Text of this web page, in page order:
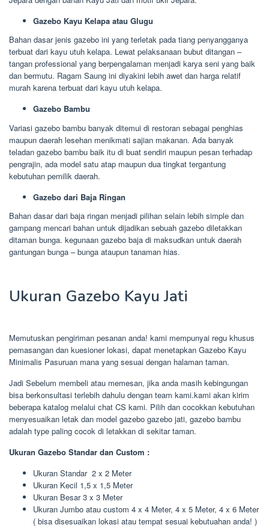
Gazebo Kayu Kelapa atau Glugu
Bahan dasar jenis gazebo ini yang terletak pada tiang penyangganya
terbuat dari kayu utuh kelapa. Lewat pelaksanaan bubut ditangan –
tangan professional yang berpengalaman menjadi karya seni yang baik
dan bermutu. Ragam Saung ini diyakini lebih awet dan harga relatif
murah karena terbuat dari kayu utuh kelapa.
Gazebo Bambu
Variasi gazebo bambu banyak ditemui di restoran sebagai penghias
maupun daerah lesehan menikmati sajian makanan. Ada banyak
teladan gazebo bambu baik itu di buat sendiri maupun pesan terhadap
pengrajin, ada model satu atap maupun dua tingkat tergantung
kebutuhan pemilik daerah.
Gazebo dari Baja Ringan
Bahan dasar dari baja ringan menjadi pilihan selain lebih simple dan
gampang mencari bahan untuk dijadikan sebuah gazebo diletakkan
ditaman bunga. kegunaan gazebo baja di maksudkan untuk daerah
gantungan bunga – bunga ataupun tanaman hias.
Ukuran Gazebo Kayu Jati
Memutuskan pengiriman pesanan anda! kami mempunyai regu khusus
pemasangan dan kuesioner lokasi, dapat menetapkan Gazebo Kayu
Minimalis Pasuruan mana yang sesuai dengan halaman taman.
Jadi Sebelum membeli atau memesan, jika anda masih kebingungan
bisa berkonsultasi terlebih dahulu dengan team kami.kami akan kirim
beberapa katalog melalui chat CS kami. Pilih dan cocokkan kebutuhan
menyesuaikan letak dan model gazebo gazebo jati, gazebo bambu
adalah type paling cocok di letakkan di sekitar taman.
Ukuran Gazebo Standar dan Custom :
Ukuran Standar 2 x 2 Meter
Ukuran Kecil 1,5 x 1,5 Meter
Ukuran Besar 3 x 3 Meter
Ukuran Jumbo atau custom 4 x 4 Meter, 4 x 5 Meter, 4 x 6 Meter
( bisa disesuaikan lokasi atau tempat sesuai kebutuahan anda! )